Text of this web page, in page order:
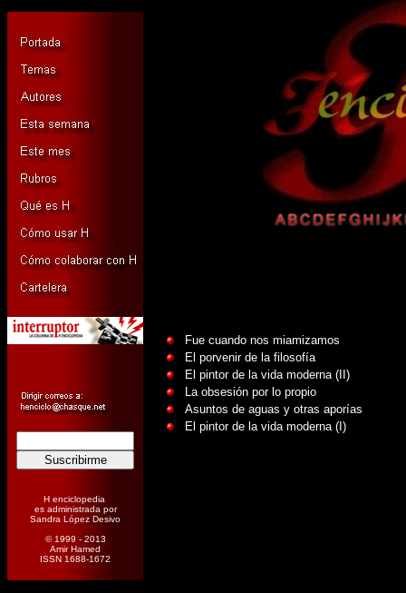
H enciclopedia
es administrada por
Sandra López Desivo
© 1999 - 2013
Amir Hamed
ISSN 1688-1672
Fue cuando nos miamizamos
El porvenir de la filosofía
El pintor de la vida moderna (II)
La obsesión por lo propio
Asuntos de aguas y otras aporías
El pintor de la vida moderna (I)